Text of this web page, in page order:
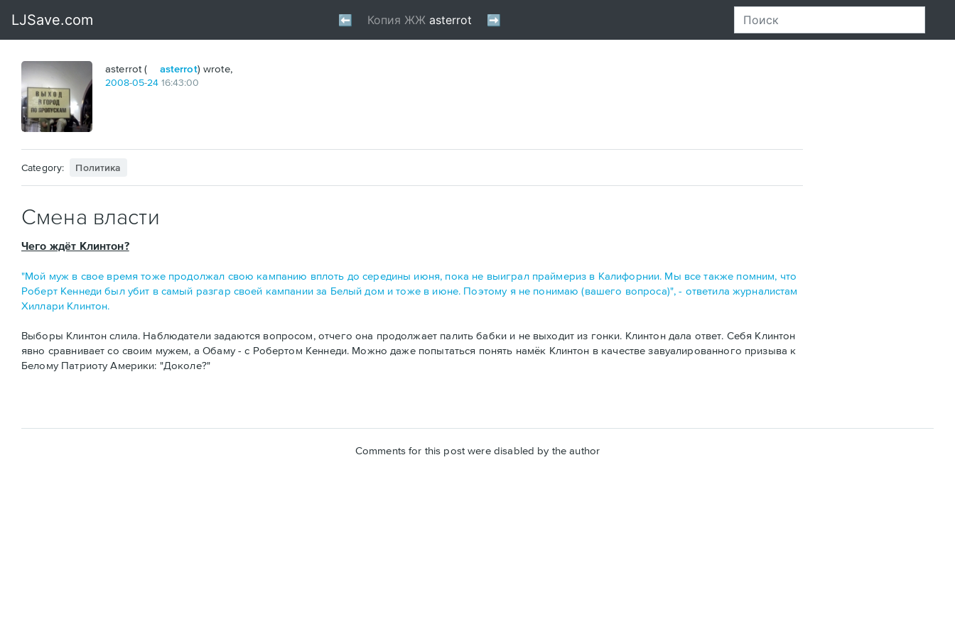
asterrot ( asterrot) wrote,
2008-05-24 16:43:00
Category: Политика
Смена власти
Чего ждёт Клинтон?
"Мой муж в свое время тоже продолжал свою кампанию вплоть до середины июня, пока не выиграл праймериз в Калифорнии. Мы все также помним, что
Роберт Кеннеди был убит в самый разгар своей кампании за Белый дом и тоже в июне. Поэтому я не понимаю (вашего вопроса)", - ответила журналистам
Хиллари Клинтон.
Выборы Клинтон слила. Наблюдатели задаются вопросом, отчего она продолжает палить бабки и не выходит из гонки. Клинтон дала ответ. Себя Клинтон
явно сравнивает со своим мужем, а Обаму - с Робертом Кеннеди. Можно даже попытаться понять намёк Клинтон в качестве завуалированного призыва к
Белому Патриоту Америки: "Доколе?"
Comments for this post were disabled by the author